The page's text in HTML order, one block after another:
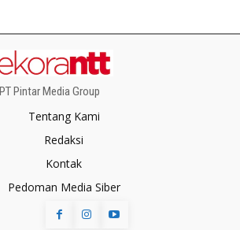
PT Pintar Media Group
Tentang Kami
Redaksi
Kontak
Pedoman Media Siber